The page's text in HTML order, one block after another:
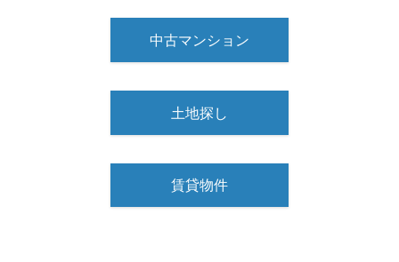
中古マンション
土地探し
賃貸物件